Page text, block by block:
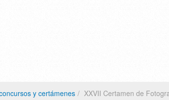
y certámenes XXVII Certamen de